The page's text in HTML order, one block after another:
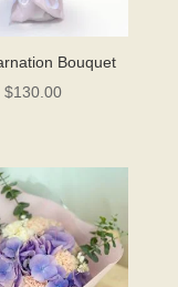
Bouquet
$130.00